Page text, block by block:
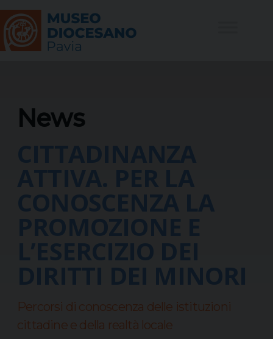
Skip
to
content
News
ATTIVA. PER LA
CONOSCENZA LA
PROMOZIONE E
L’ESERCIZIO DEI
DIRITTI DEI MINORI
Percorsi di conoscenza delle istituzioni
cittadine e della realtà locale